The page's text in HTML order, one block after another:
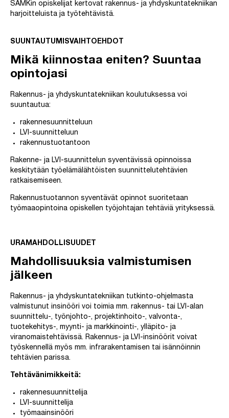
SAMKin opiskelijat kertovat rakennus- ja yhdyskuntatekniikan
harjoitteluista ja työtehtävistä.
SUUNTAUTUMISVAIHTOEHDOT
Mikä kiinnostaa eniten? Suuntaa
opintojasi
Rakennus- ja yhdyskuntatekniikan koulutuksessa voi
suuntautua:
rakennesuunnitteluun
LVI-suunnitteluun
rakennustuotantoon
Rakenne- ja LVI-suunnittelun syventävissä opinnoissa
keskitytään työelämälähtöisten suunnittelutehtävien
ratkaisemiseen.
Rakennustuotannon syventävät opinnot suoritetaan
työmaaopintoina opiskellen työjohtajan tehtäviä yrityksessä.
URAMAHDOLLISUUDET
Mahdollisuuksia valmistumisen
jälkeen
Rakennus- ja yhdyskuntatekniikan tutkinto-ohjelmasta
valmistunut insinööri voi toimia mm. rakennus- tai LVI-alan
suunnittelu-, työnjohto-, projektinhoito-, valvonta-,
tuotekehitys-, myynti- ja markkinointi-, ylläpito- ja
viranomaistehtävissä. Rakennus- ja LVI-insinöörit voivat
työskennellä myös mm. infrarakentamisen tai isännöinnin
tehtävien parissa.
Tehtävänimikkeitä:
rakennesuunnittelija
LVI-suunnittelija
työmaainsinööri